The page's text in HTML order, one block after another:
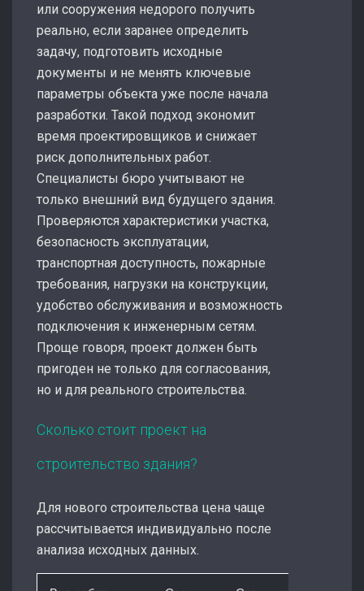
или сооружения недорого получить
реально, если заранее определить
задачу, подготовить исходные
документы и не менять ключевые
параметры объекта уже после начала
разработки. Такой подход экономит
время проектировщиков и снижает
риск дополнительных работ.
Специалисты бюро учитывают не
только внешний вид будущего здания.
Проверяются характеристики участка,
безопасность эксплуатации,
транспортная доступность, пожарные
требования, нагрузки на конструкции,
удобство обслуживания и возможность
подключения к инженерным сетям.
Проще говоря, проект должен быть
пригоден не только для согласования,
но и для реального строительства.
Сколько стоит проект на
строительство здания?
Для нового строительства цена чаще
рассчитывается индивидуально после
анализа исходных данных.